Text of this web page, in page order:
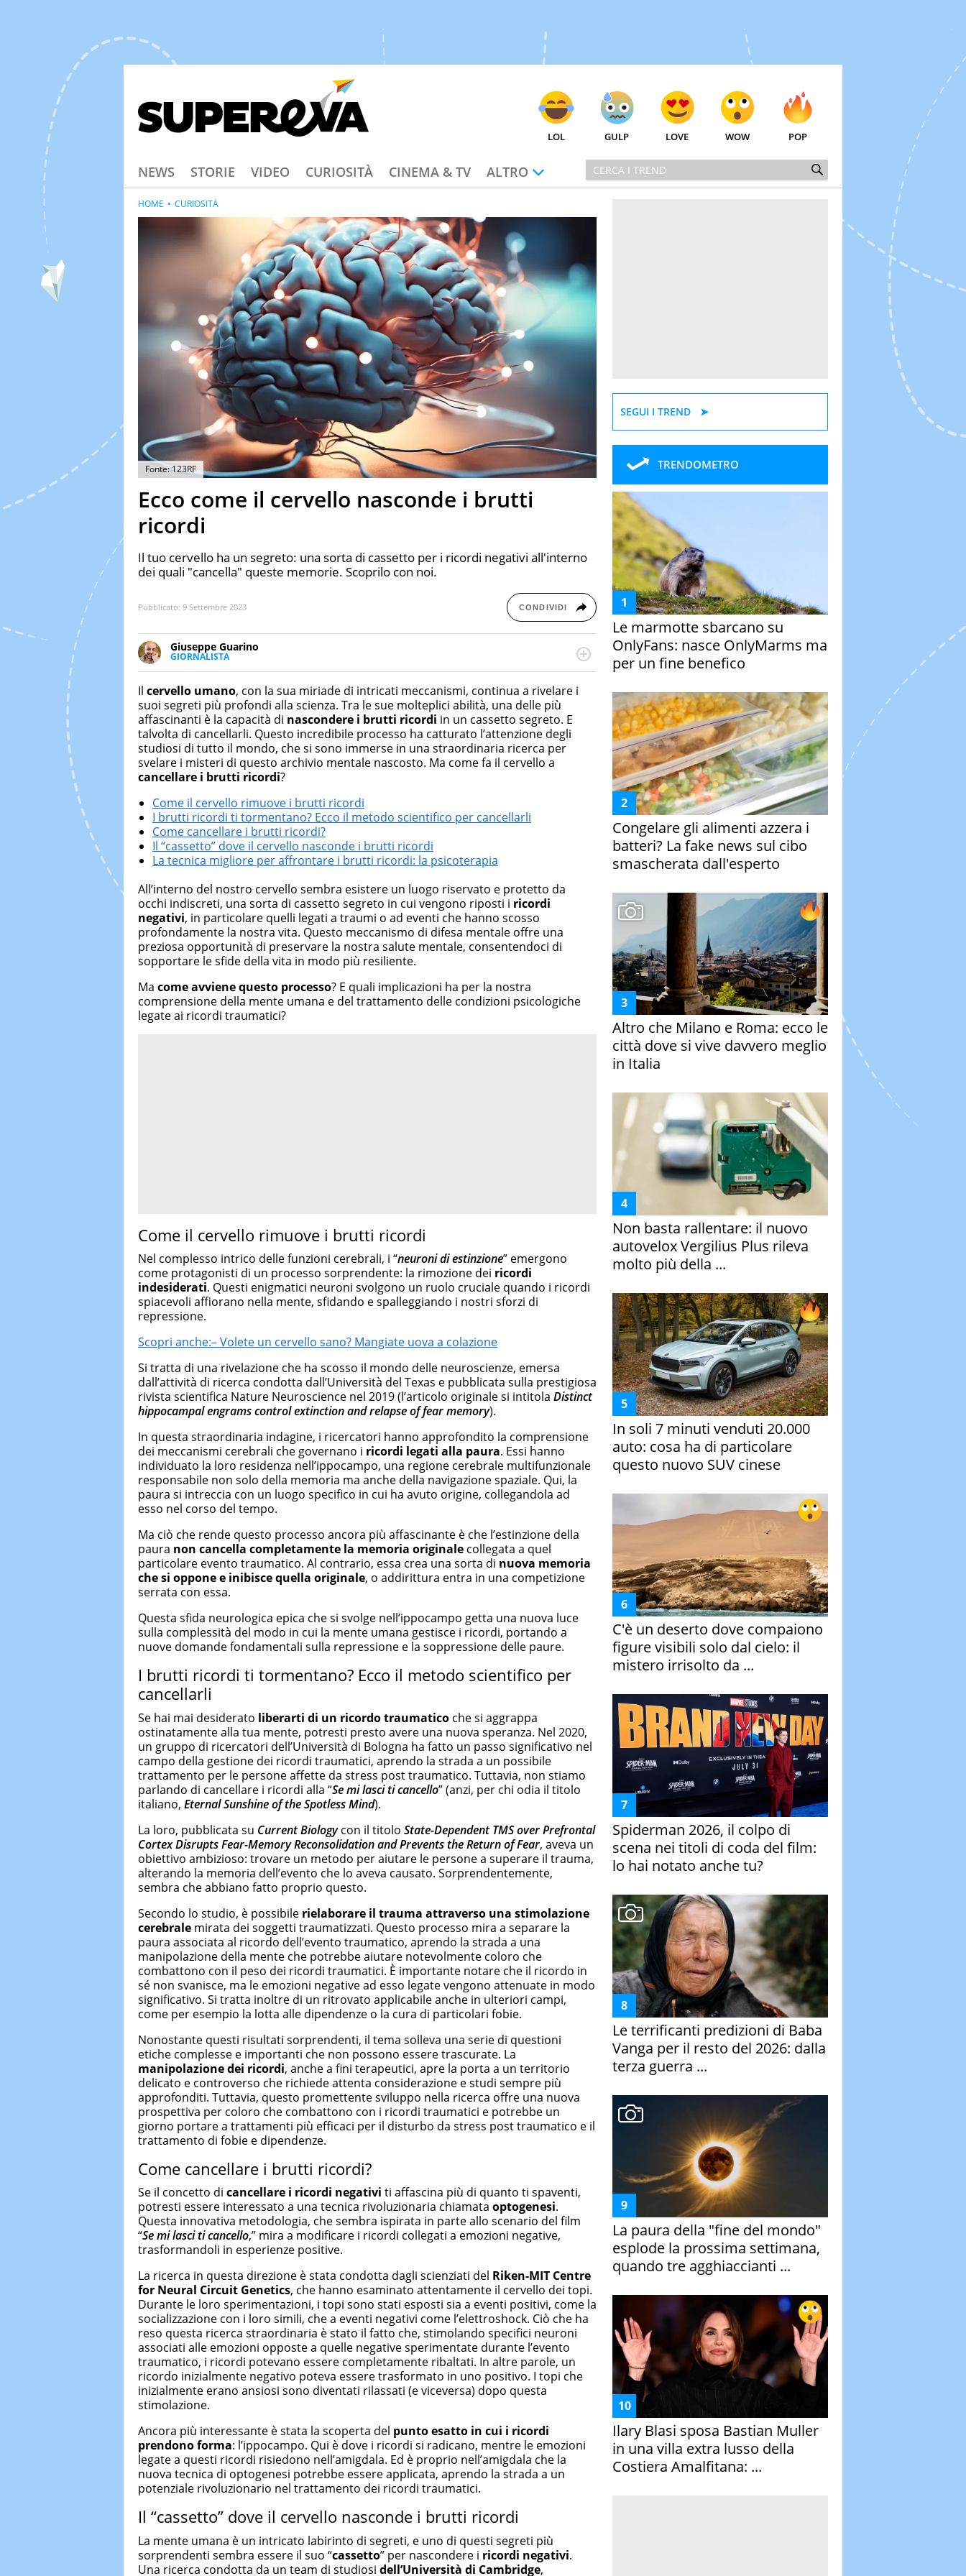
LOL GULP LOVE WOW POP
NEWS STORIE VIDEO CURIOSITÀ CINEMA & TV ALTRO
Fonte: 123RF
Ecco come il cervello nasconde i brutti
ricordi
Il tuo cervello ha un segreto: una sorta di cassetto per i ricordi negativi all'interno
dei quali "cancella" queste memorie. Scoprilo con noi.
Pubblicato: 9 Settembre 2023 CONDIVIDI
Giuseppe Guarino
GIORNALISTA
Ph(D) in Diritto Comparato e processi di integrazione e attivo nel campo della ricerca, in
numerose testate ed è presidente dell'Associazione Culturale "La Biblioteca del Sannio".
HOME CURIOSITÀ
Il cervello umano, con la sua miriade di intricati meccanismi, continua a rivelare i
suoi segreti più profondi alla scienza. Tra le sue molteplici abilità, una delle più
affascinanti è la capacità di nascondere i brutti ricordi in un cassetto segreto. E
talvolta di cancellarli. Questo incredibile processo ha catturato l’attenzione degli
studiosi di tutto il mondo, che si sono immerse in una straordinaria ricerca per
svelare i misteri di questo archivio mentale nascosto. Ma come fa il cervello a
cancellare i brutti ricordi?
Come il cervello rimuove i brutti ricordi
I brutti ricordi ti tormentano? Ecco il metodo scientifico per cancellarli
Come cancellare i brutti ricordi?
Il “cassetto” dove il cervello nasconde i brutti ricordi
La tecnica migliore per affrontare i brutti ricordi: la psicoterapia
All’interno del nostro cervello sembra esistere un luogo riservato e protetto da
occhi indiscreti, una sorta di cassetto segreto in cui vengono riposti i ricordi
negativi, in particolare quelli legati a traumi o ad eventi che hanno scosso
profondamente la nostra vita. Questo meccanismo di difesa mentale offre una
preziosa opportunità di preservare la nostra salute mentale, consentendoci di
sopportare le sfide della vita in modo più resiliente.
Ma come avviene questo processo? E quali implicazioni ha per la nostra
comprensione della mente umana e del trattamento delle condizioni psicologiche
legate ai ricordi traumatici?
Come il cervello rimuove i brutti ricordi
Nel complesso intrico delle funzioni cerebrali, i “neuroni di estinzione” emergono
come protagonisti di un processo sorprendente: la rimozione dei ricordi
indesiderati. Questi enigmatici neuroni svolgono un ruolo cruciale quando i ricordi
spiacevoli affiorano nella mente, sfidando e spalleggiando i nostri sforzi di
repressione.
Scopri anche:– Volete un cervello sano? Mangiate uova a colazione
Si tratta di una rivelazione che ha scosso il mondo delle neuroscienze, emersa
dall’attività di ricerca condotta dall’Università del Texas e pubblicata sulla prestigiosa
rivista scientifica Nature Neuroscience nel 2019 (l’articolo originale si intitola Distinct
hippocampal engrams control extinction and relapse of fear memory).
In questa straordinaria indagine, i ricercatori hanno approfondito la comprensione
dei meccanismi cerebrali che governano i ricordi legati alla paura. Essi hanno
individuato la loro residenza nell’ippocampo, una regione cerebrale multifunzionale
responsabile non solo della memoria ma anche della navigazione spaziale. Qui, la
paura si intreccia con un luogo specifico in cui ha avuto origine, collegandola ad
esso nel corso del tempo.
Ma ciò che rende questo processo ancora più affascinante è che l’estinzione della
paura non cancella completamente la memoria originale collegata a quel
particolare evento traumatico. Al contrario, essa crea una sorta di nuova memoria
che si oppone e inibisce quella originale, o addirittura entra in una competizione
serrata con essa.
Questa sfida neurologica epica che si svolge nell’ippocampo getta una nuova luce
sulla complessità del modo in cui la mente umana gestisce i ricordi, portando a
nuove domande fondamentali sulla repressione e la soppressione delle paure.
I brutti ricordi ti tormentano? Ecco il metodo scientifico per
cancellarli
Se hai mai desiderato liberarti di un ricordo traumatico che si aggrappa
ostinatamente alla tua mente, potresti presto avere una nuova speranza. Nel 2020,
un gruppo di ricercatori dell’Università di Bologna ha fatto un passo significativo nel
campo della gestione dei ricordi traumatici, aprendo la strada a un possibile
trattamento per le persone affette da stress post traumatico. Tuttavia, non stiamo
parlando di cancellare i ricordi alla “Se mi lasci ti cancello” (anzi, per chi odia il titolo
italiano, Eternal Sunshine of the Spotless Mind).
La loro, pubblicata su Current Biologycon il titolo State-Dependent TMS over Prefrontal
Cortex Disrupts Fear-Memory Reconsolidation and Prevents the Return of Fear, aveva un
obiettivo ambizioso: trovare un metodo per aiutare le persone a superare il trauma,
alterando la memoria dell’evento che lo aveva causato. Sorprendentemente,
sembra che abbiano fatto proprio questo.
Secondo lo studio, è possibile rielaborare il trauma attraverso una stimolazione
cerebrale mirata dei soggetti traumatizzati. Questo processo mira a separare la
paura associata al ricordo dell’evento traumatico, aprendo la strada a una
manipolazione della mente che potrebbe aiutare notevolmente coloro che
combattono con il peso dei ricordi traumatici. È importante notare che il ricordo in
sé non svanisce, ma le emozioni negative ad esso legate vengono attenuate in modo
significativo. Si tratta inoltre di un ritrovato applicabile anche in ulteriori campi,
come per esempio la lotta alle dipendenze o la cura di particolari fobie.
Nonostante questi risultati sorprendenti, il tema solleva una serie di questioni
etiche complesse e importanti che non possono essere trascurate. La
manipolazione dei ricordi, anche a fini terapeutici, apre la porta a un territorio
delicato e controverso che richiede attenta considerazione e studi sempre più
approfonditi. Tuttavia, questo promettente sviluppo nella ricerca offre una nuova
prospettiva per coloro che combattono con i ricordi traumatici e potrebbe un
giorno portare a trattamenti più efficaci per il disturbo da stress post traumatico e il
trattamento di fobie e dipendenze.
Come cancellare i brutti ricordi?
Se il concetto di cancellare i ricordi negativi ti affascina più di quanto ti spaventi,
potresti essere interessato a una tecnica rivoluzionaria chiamata optogenesi.
Questa innovativa metodologia, che sembra ispirata in parte allo scenario del film
“Se mi lasci ti cancello,” mira a modificare i ricordi collegati a emozioni negative,
trasformandoli in esperienze positive.
La ricerca in questa direzione è stata condotta dagli scienziati del Riken-MIT Centre
for Neural Circuit Genetics, che hanno esaminato attentamente il cervello dei topi.
Durante le loro sperimentazioni, i topi sono stati esposti sia a eventi positivi, come la
socializzazione con i loro simili, che a eventi negativi come l’elettroshock. Ciò che ha
reso questa ricerca straordinaria è stato il fatto che, stimolando specifici neuroni
associati alle emozioni opposte a quelle negative sperimentate durante l’evento
traumatico, i ricordi potevano essere completamente ribaltati. In altre parole, un
ricordo inizialmente negativo poteva essere trasformato in uno positivo. I topi che
inizialmente erano ansiosi sono diventati rilassati (e viceversa) dopo questa
stimolazione.
Ancora più interessante è stata la scoperta del punto esatto in cui i ricordi
prendono forma: l’ippocampo. Qui è dove i ricordi si radicano, mentre le emozioni
legate a questi ricordi risiedono nell’amigdala. Ed è proprio nell’amigdala che la
nuova tecnica di optogenesi potrebbe essere applicata, aprendo la strada a un
potenziale rivoluzionario nel trattamento dei ricordi traumatici.
Il “cassetto” dove il cervello nasconde i brutti ricordi
La mente umana è un intricato labirinto di segreti, e uno di questi segreti più
sorprendenti sembra essere il suo “cassetto” per nascondere i ricordi negativi.
Una ricerca condotta da un team di studiosi dell’Università di Cambridge,
SEGUI I TREND
TRENDOMETRO
Le marmotte sbarcano su
OnlyFans: nasce OnlyMarms ma
per un fine benefico
Congelare gli alimenti azzera i
batteri? La fake news sul cibo
smascherata dall'esperto
Altro che Milano e Roma: ecco le
città dove si vive davvero meglio
in Italia
Non basta rallentare: il nuovo
autovelox Vergilius Plus rileva
molto più della ...
In soli 7 minuti venduti 20.000
auto: cosa ha di particolare
questo nuovo SUV cinese
C'è un deserto dove compaiono
figure visibili solo dal cielo: il
mistero irrisolto da ...
Spiderman 2026, il colpo di
scena nei titoli di coda del film:
lo hai notato anche tu?
Le terrificanti predizioni di Baba
Vanga per il resto del 2026: dalla
terza guerra ...
La paura della "fine del mondo"
esplode la prossima settimana,
quando tre agghiaccianti ...
Ilary Blasi sposa Bastian Muller
in una villa extra lusso della
Costiera Amalfitana: ...